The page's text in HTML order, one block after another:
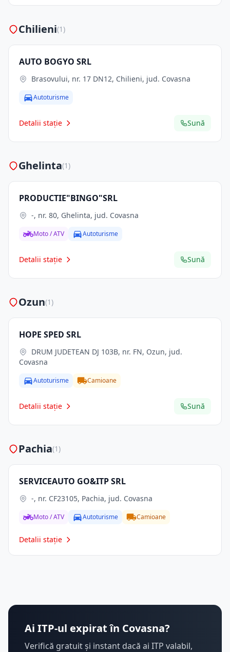
Chilieni(1)
AUTO BOGYO SRL
Brasovului, nr. 17 DN12, Chilieni, jud. Covasna
Autoturisme
Detalii stație Sună
Ghelinta(1)
PRODUCTIE"BINGO"SRL
-, nr. 80, Ghelinta, jud. Covasna
Moto / ATV Autoturisme
Detalii stație Sună
Ozun(1)
HOPE SPED SRL
Covasna
Autoturisme Camioane
Detalii stație Sună
Pachia(1)
SERVICEAUTO GO&ITP SRL
-, nr. CF23105, Pachia, jud. Covasna
Moto / ATV Autoturisme Camioane
Detalii stație
Ai ITP-ul expirat în Covasna?
Verifică gratuit și instant dacă ai ITP valabil,